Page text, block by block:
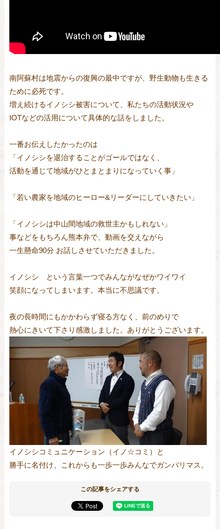
南阿蘇村は地震からの復興の最中ですが、野生動物も生きる
ために必死です。
増え続けるイノシシ被害について、私たちの活動状況や
IOTなどの活用について具体的な話をしました。
一番お伝えしたかったのは
「イノシシを退治することがゴールではなく、
活動を通じて地域がひとまとまりになっていく事」
「若い農家を地域のヒーロー&リーダーにしていきたい」
「イノシシは中山間地域の救世主かもしれない」
事などをもちろん熊本弁で、動画を交えながら
一生懸命90分 お話しさせていただきました。
イノシシ という言葉一つでみんながなぜかワイワイ
笑顔になってしまいます。本当に不思議です。
夜の長時間にもかかわらず寝る方なく、前のめりで
熱心にきいて下さり感激しました。ありがとうございます。
イノシシコミュニケーション（イノ☆コミ）と
勝手に名付け、これからも一歩一歩みんなでガンバリマス。
この記事をシェアする